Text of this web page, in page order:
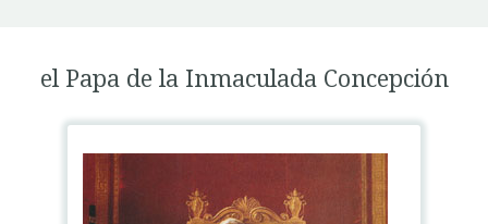
el Papa de la Inmaculada Concepción